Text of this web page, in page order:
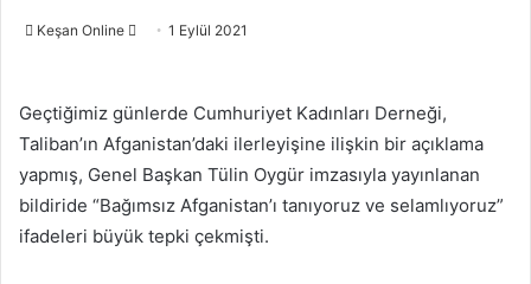
Keşan Online
göndermek
1 Eylül 2021
Geçtiğimiz günlerde Cumhuriyet Kadınları Derneği,
Taliban’ın Afganistan’daki ilerleyişine ilişkin bir açıklama
yapmış, Genel Başkan Tülin Oygür imzasıyla yayınlanan
bildiride “Bağımsız Afganistan’ı tanıyoruz ve selamlıyoruz”
ifadeleri büyük tepki çekmişti.